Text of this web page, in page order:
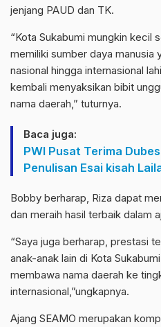
jenjang PAUD dan TK.
“Kota Sukabumi mungkin kecil
memiliki sumber daya manusia
nasional hingga internasional
kembali menyaksikan bibit
nama daerah,” tuturnya.
Baca juga:
PWI Pusat Terima
Penulisan Esai kisah
Bobby berharap, Riza dapat
dan meraih hasil terbaik dalam
“Saya juga berharap, prestasi
anak-anak lain di Kota
membawa nama daerah ke
internasional,”ungkapnya.
Ajang SEAMO merupakan